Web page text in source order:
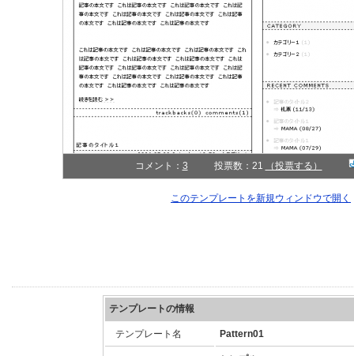
コメント： 3 投票数：21 （投票する）
このテンプレートを新規ウィンドウで開く
テンプレートの情報
テンプレート名 Pattern01